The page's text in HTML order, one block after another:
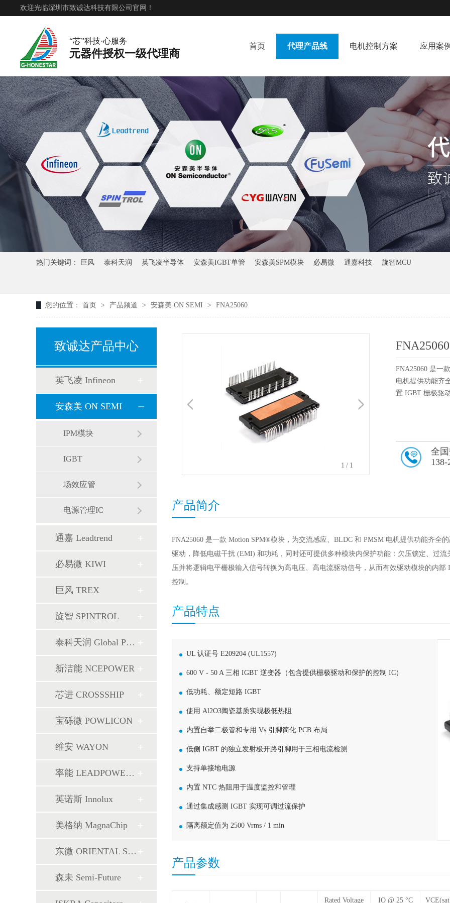
欢迎光临深圳市致诚达科技有限公司官网！
首页 代理产品线 电机控制方案 应用案
“芯”科技·心服务
元器件授权一级代理商
热门关键词： 巨风 泰科天润 英飞凌半导体 安森美IGBT单管 安森美SPM模块 必易微 通嘉科技 旋智MCU
您的位置： 首页 > 产品频道 > 安森美 ON SEMI > FNA25060
致诚达产品中心
英飞凌 Infineon
安森美 ON SEMI
IPM模块
IGBT
场效应管
电源管理IC
通嘉 Leadtrend
必易微 KIWI
巨风 TREX
旋智 SPINTROL
泰科天润 Global Power
新洁能 NCEPOWER
芯进 CROSSSHIP
宝砾微 POWLICON
维安 WAYON
率能 LEADPOWER SEMI
英诺斯 Innolux
美格纳 MagnaChip
东微 ORIENTAL SEMI
森未 Semi-Future
1 /1
FNA25060
FNA25060 是一
电机提供功能齐
置 IGBT 栅极驱
全
138-
产品简介
FNA25060 是一款 Motion SPM®模块，为交流感应、BLDC 和 PMSM 电机提供功能齐全
驱动，降低电磁干扰 (EMI) 和功耗，同时还可提供多种模块内保护功能：欠压锁定、过
压并将逻辑电平栅极输入信号转换为高电压、高电流驱动信号，从而有效驱动模块的内
控制。
产品特点
UL 认证号 E209204 (UL1557)
600 V - 50 A 三相 IGBT 逆变器（包含提供栅极驱动和保护的控制 IC）
低功耗、额定短路 IGBT
使用 Al2O3陶瓷基质实现极低热阻
内置自举二极管和专用 Vs 引脚简化 PCB 布局
低侧 IGBT 的独立发射极开路引脚用于三相电流检测
支持单接地电源
内置 NTC 热阻用于温度监控和管理
通过集成感测 IGBT 实现可调过流保护
隔离额定值为 2500 Vrms / 1 min
产品参数
Rated Voltage
IO @ 25 °C